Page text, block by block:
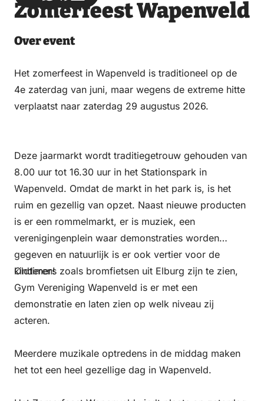
via via on on
Zomerfeest Wapenveld
Over event
Het zomerfeest in Wapenveld is traditioneel op de
4e zaterdag van juni, maar wegens de extreme hitte
verplaatst naar zaterdag 29 augustus 2026.
Deze jaarmarkt wordt traditiegetrouw gehouden van
8.00 uur tot 16.30 uur in het Stationspark in
Wapenveld. Omdat de markt in het park is, is het
ruim en gezellig van opzet. Naast nieuwe producten
is er een rommelmarkt, er is muziek, een
verenigingenplein waar demonstraties worden
gegeven en natuurlijk is er ook vertier voor de
kinderen!
Oldtimers zoals bromfietsen uit Elburg zijn te zien,
Gym Vereniging Wapenveld is er met een
demonstratie en laten zien op welk niveau zij
acteren.
Meerdere muzikale optredens in de middag maken
het tot een heel gezellige dag in Wapenveld.